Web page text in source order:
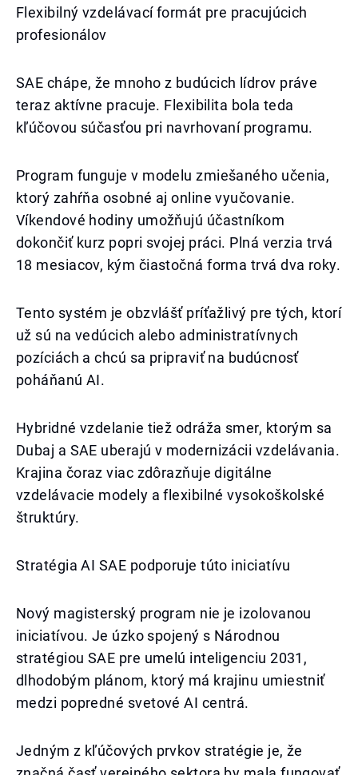
Flexibilný vzdelávací formát pre pracujúcich
profesionálov
SAE chápe, že mnoho z budúcich lídrov práve
teraz aktívne pracuje. Flexibilita bola teda
kľúčovou súčasťou pri navrhovaní programu.
Program funguje v modelu zmiešaného učenia,
ktorý zahŕňa osobné aj online vyučovanie.
Víkendové hodiny umožňujú účastníkom
dokončiť kurz popri svojej práci. Plná verzia trvá
18 mesiacov, kým čiastočná forma trvá dva roky.
Tento systém je obzvlášť príťažlivý pre tých, ktorí
už sú na vedúcich alebo administratívnych
pozíciách a chcú sa pripraviť na budúcnosť
poháňanú AI.
Hybridné vzdelanie tiež odráža smer, ktorým sa
Dubaj a SAE uberajú v modernizácii vzdelávania.
Krajina čoraz viac zdôrazňuje digitálne
vzdelávacie modely a flexibilné vysokoškolské
štruktúry.
Stratégia AI SAE podporuje túto iniciatívu
Nový magisterský program nie je izolovanou
iniciatívou. Je úzko spojený s Národnou
stratégiou SAE pre umelú inteligenciu 2031,
dlhodobým plánom, ktorý má krajinu umiestniť
medzi popredné svetové AI centrá.
Jedným z kľúčových prvkov stratégie je, že